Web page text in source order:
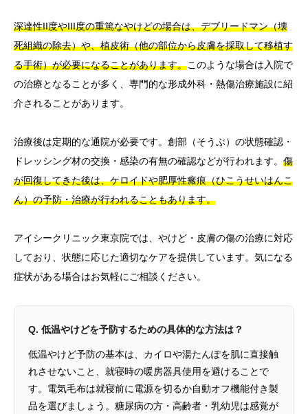
深達性II度やIII度の重篤なやけどの場合は、デブリードマン（壊
死組織の除去）や、植皮術（他の部位から皮膚を採取して移植す
る手術）が必要になることがあります。このような場合は入院で
の治療となることが多く、専門的な形成外科・熱傷治療施設に紹
介されることがあります。
治療後は定期的な通院が必要です。創部（そうぶ）の状態確認・
ドレッシング材の交換・感染の有無の確認などが行われます。 傷
が回復してきた後は、ケロイドや肥厚性瘢痕（ひこうせいはんこ
ん）の予防・治療が行われることもあります。
アイシークリニック東京院では、やけど・皮膚の傷の治療に対応
しており、状態に応じた適切なケアを提供しています。気になる
症状がある場合はお気軽にご相談ください。
Q. 低温やけどを予防するための具体的な方法は？
低温やけど予防の基本は、カイロや湯たんぽを肌に直接触
れさせないこと、就寝時の暖房器具使用を避けることで
す。電気毛布は就寝前に電源を切るか自動オフ機能付き製
品を選びましょう。糖尿病の方・高齢者・乳幼児は感覚が